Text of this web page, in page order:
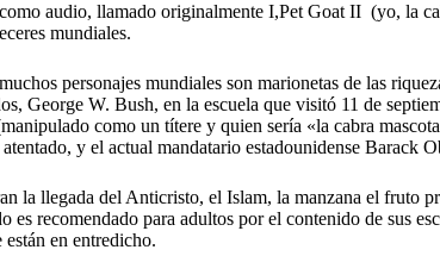
audio, llamado originalmente I,Pet Goat II (yo, la
mundiales.
personajes mundiales son marionetas de las
George W. Bush, en la escuela que visitó 11 de
como un títere y quien sería «la cabra
y el actual mandatario estadounidense Barack
la llegada del Anticristo, el Islam, la manzana el fruto
recomendado para adultos por el contenido de sus
en entredicho.